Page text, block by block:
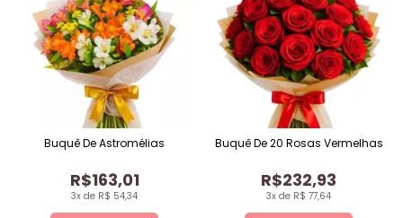
3x de R$ 54,34
R$163,01
Buquê De Astromélias
3x de R$ 77,64
R$232,93
Buquê De 20 Rosas Vermelhas